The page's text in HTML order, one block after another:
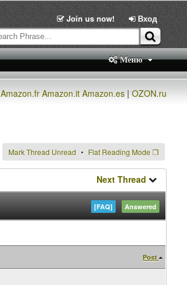
Join us now! Вход
Меню
Amazon.fr Amazon.it Amazon.es |OZON.ru
Mark Thread Unread Flat Reading Mode❐
Next Thread
Answered
[FAQ]
Post